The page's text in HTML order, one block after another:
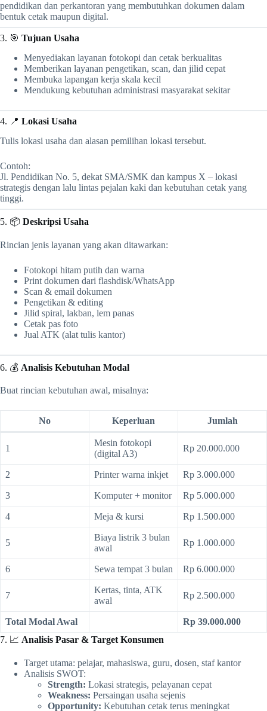
pendidikan dan perkantoran yang membutuhkan dokumen dalam
bentuk cetak maupun digital.
3. 🎯 Tujuan Usaha
Menyediakan layanan fotokopi dan cetak berkualitas
Memberikan layanan pengetikan, scan, dan jilid cepat
Membuka lapangan kerja skala kecil
Mendukung kebutuhan administrasi masyarakat sekitar
4. 📍 Lokasi Usaha
Tulis lokasi usaha dan alasan pemilihan lokasi tersebut.
Contoh:
Jl. Pendidikan No. 5, dekat SMA/SMK dan kampus X – lokasi
strategis dengan lalu lintas pejalan kaki dan kebutuhan cetak yang
tinggi.
5. 📦 Deskripsi Usaha
Rincian jenis layanan yang akan ditawarkan:
Fotokopi hitam putih dan warna
Print dokumen dari flashdisk/WhatsApp
Scan & email dokumen
Pengetikan & editing
Jilid spiral, lakban, lem panas
Cetak pas foto
Jual ATK (alat tulis kantor)
6. 💰 Analisis Kebutuhan Modal
Buat rincian kebutuhan awal, misalnya:
No Keperluan Jumlah
1
Mesin fotokopi
(digital A3)
Rp 20.000.000
2 Printer warna inkjet Rp 3.000.000
3 Komputer + monitor Rp 5.000.000
4 Meja & kursi Rp 1.500.000
5
Biaya listrik 3 bulan
awal
Rp 1.000.000
6 Sewa tempat 3 bulan Rp 6.000.000
7
Kertas, tinta, ATK
awal
Rp 2.500.000
Total Modal Awal
Rp 39.000.000
7. 📈 Analisis Pasar & Target Konsumen
Target utama: pelajar, mahasiswa, guru, dosen, staf kantor
Analisis SWOT:
Strength: Lokasi strategis, pelayanan cepat
Weakness: Persaingan usaha sejenis
Opportunity: Kebutuhan cetak terus meningkat